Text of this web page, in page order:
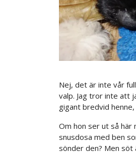
Nej, det är inte vår
valp. Jag tror inte att
gigant bredvid
Om hon ser ut så här
snusdosa med ben
sönder den? Men söt